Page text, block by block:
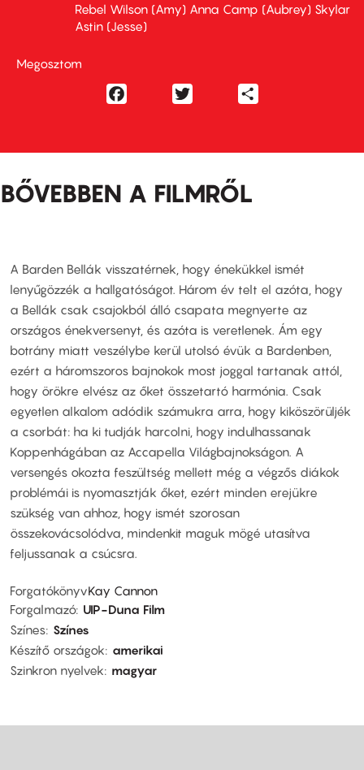
Rebel Wilson (Amy) Anna Camp (Aubrey) Skylar
Astin (Jesse)
Megosztom
Facebook
BŐVEBBEN A FILMRŐL
A Barden Bellák visszatérnek, hogy énekükkel ismét
lenyűgözzék a hallgatóságot. Három év telt el azóta, hogy
a Bellák csak csajokból álló csapata megnyerte az
országos énekversenyt, és azóta is veretlenek. Ám egy
botrány miatt veszélybe kerül utolsó évük a Bardenben,
ezért a háromszoros bajnokok most joggal tartanak attól,
hogy örökre elvész az őket összetartó harmónia. Csak
egyetlen alkalom adódik számukra arra, hogy kiköszörüljék
a csorbát: ha ki tudják harcolni, hogy indulhassanak
Koppenhágában az Accapella Világbajnokságon. A
versengés okozta feszültség mellett még a végzős diákok
problémái is nyomasztják őket, ezért minden erejükre
szükség van ahhoz, hogy ismét szorosan
összekovácsolódva, mindenkit maguk mögé utasítva
feljussanak a csúcsra.
ForgatókönyvKay Cannon
Forgalmazó UIP-Duna Film
Színes Színes
Készítő országok
amerikai
Szinkron nyelvek
magyar